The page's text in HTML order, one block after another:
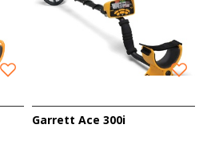
Garrett Ace 300i